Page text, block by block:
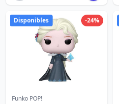
-24%
Disponibles
Funko POP!